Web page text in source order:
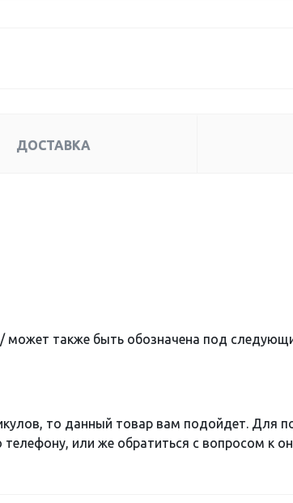
ДОСТАВКА
может также быть обозначена под
то данный товар вам подойдет. Для
или же обратиться с вопросом к